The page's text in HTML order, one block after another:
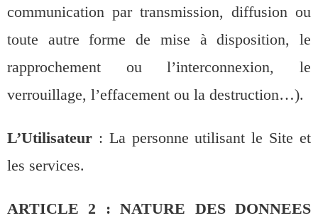
communication par transmission, diffusion ou
toute autre forme de mise à disposition, le
rapprochement ou l’interconnexion, le
verrouillage, l’effacement ou la destruction…).
L’Utilisateur : La personne utilisant le Site et
les services.
ARTICLE 2 : NATURE DES DONNEES